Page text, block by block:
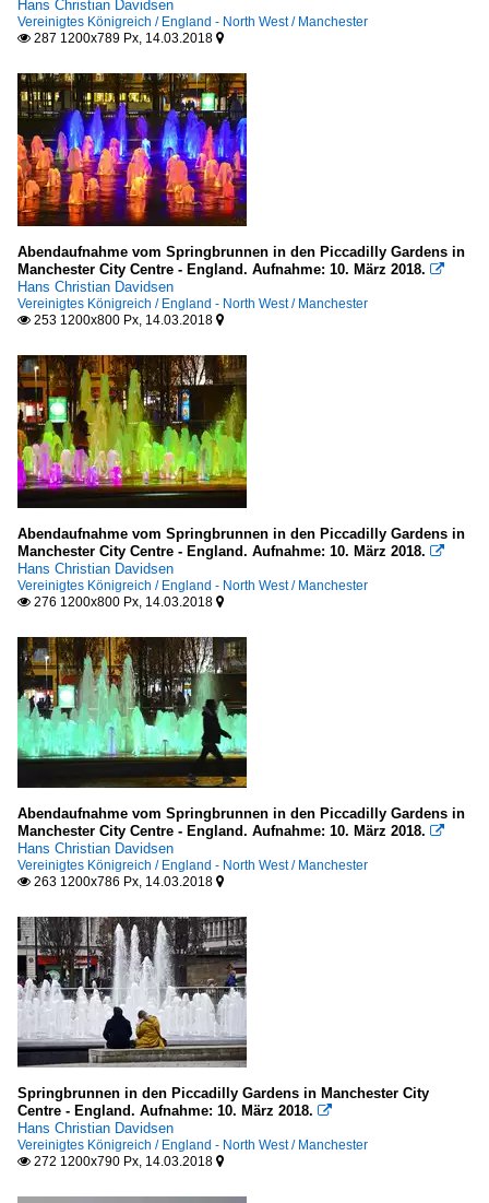
Hans Christian Davidsen
Vereinigtes Königreich / England - North West / Manchester
 287 1200x789 Px, 14.03.2018 
Abendaufnahme vom Springbrunnen in den Piccadilly Gardens in
Manchester City Centre - England. Aufnahme: 10. März 2018. 
Hans Christian Davidsen
Vereinigtes Königreich / England - North West / Manchester
 253 1200x800 Px, 14.03.2018 
Abendaufnahme vom Springbrunnen in den Piccadilly Gardens in
Manchester City Centre - England. Aufnahme: 10. März 2018. 
Hans Christian Davidsen
Vereinigtes Königreich / England - North West / Manchester
 276 1200x800 Px, 14.03.2018 
Abendaufnahme vom Springbrunnen in den Piccadilly Gardens in
Manchester City Centre - England. Aufnahme: 10. März 2018. 
Hans Christian Davidsen
Vereinigtes Königreich / England - North West / Manchester
 263 1200x786 Px, 14.03.2018 
Springbrunnen in den Piccadilly Gardens in Manchester City
Centre - England. Aufnahme: 10. März 2018. 
Hans Christian Davidsen
Vereinigtes Königreich / England - North West / Manchester
 272 1200x790 Px, 14.03.2018 